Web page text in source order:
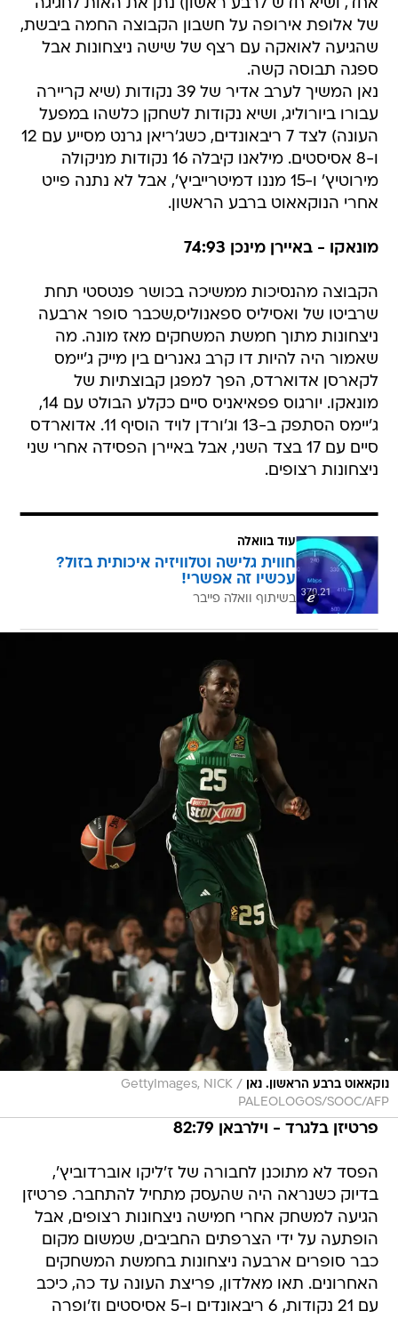
אחד, ושיא חדש לרבע ראשון) נתן את האות לחגיגה
של אלופת אירופה על חשבון הקבוצה החמה ביבשת,
שהגיעה לאואקה עם רצף של שישה ניצחונות אבל
ספגה תבוסה קשה.
נאן המשיך לערב אדיר של 39 נקודות (שיא קריירה
עבורו ביורוליג, ושיא נקודות לשחקן כלשהו במפעל
העונה) לצד 7 ריבאונדים, כשג'ריאן גרנט מסייע עם 12
ו-8 אסיסטים. מילאנו קיבלה 16 נקודות מניקולה
מירוטיץ' ו-15 מננו דמיטרייביץ', אבל לא נתנה פייט
אחרי הנוקאאוט ברבע הראשון.
מונאקו - באיירן מינכן 74:93
הקבוצה מהנסיכות ממשיכה בכושר פנטסטי תחת
שרביטו של ואסיליס ספאנוליס,שכבר סופר ארבעה
ניצחונות מתוך חמשת המשחקים מאז מונה. מה
שאמור היה להיות דו קרב גאנרים בין מייק ג'יימס
לקארסן אדוארדס, הפך למפגן קבוצתיות של
מונאקו. יורגוס פפאיאניס סיים כקלע הבולט עם 14,
ג'יימס הסתפק ב-13 וג'ורדן לויד הוסיף 11. אדוארדס
סיים עם 17 בצד השני, אבל באיירן הפסידה אחרי שני
ניצחונות רצופים.
עוד בוואלה
חווית גלישה וטלוויזיה איכותית בזול?
עכשיו זה אפשרי!
בשיתוף וואלה פייבר
נוקאאוט ברבע הראשון. נאן /
GettyImages, NICK
PALEOLOGOS/SOOC/AFP
פרטיזן בלגרד - וילרבאן 82:79
הפסד לא מתוכנן לחבורה של ז'ליקו אוברדוביץ',
בדיוק כשנראה היה שהעסק מתחיל להתחבר. פרטיזן
הגיעה למשחק אחרי חמישה ניצחונות רצופים, אבל
הופתעה על ידי הצרפתים החביבים, שמשום מקום
כבר סופרים ארבעה ניצחונות בחמשת המשחקים
האחרונים. תאו מאלדון, פריצת העונה עד כה, כיכב
עם 21 נקודות, 6 ריבאונדים ו-5 אסיסטים וז'ופרה